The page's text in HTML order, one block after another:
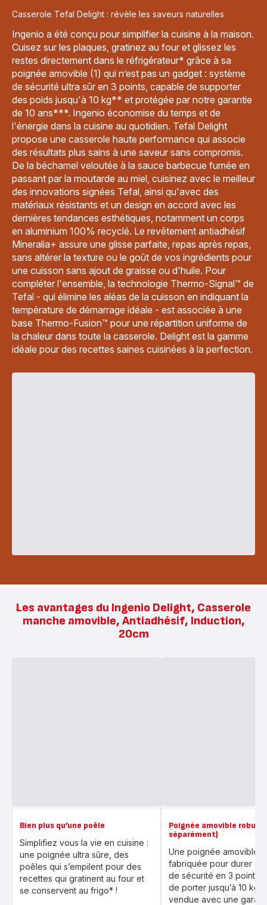
Casserole Tefal Delight : révèle les saveurs naturelles
Ingenio a été conçu pour simplifier la cuisine à la maison.
Cuisez sur les plaques, gratinez au four et glissez les
restes directement dans le réfrigérateur* grâce à sa
poignée amovible (1) qui n’est pas un gadget : système
de sécurité ultra sûr en 3 points, capable de supporter
des poids jusqu'à 10 kg** et protégée par notre garantie
de 10 ans***. Ingenio économise du temps et de
l'énergie dans la cuisine au quotidien. Tefal Delight
propose une casserole haute performance qui associe
des résultats plus sains à une saveur sans compromis.
De la béchamel veloutée à la sauce barbecue fumée en
passant par la moutarde au miel, cuisinez avec le meilleur
des innovations signées Tefal, ainsi qu'avec des
matériaux résistants et un design en accord avec les
dernières tendances esthétiques, notamment un corps
en aluminium 100% recyclé. Le revêtement antiadhésif
Mineralia+ assure une glisse parfaite, repas après repas,
sans altérer la texture ou le goût de vos ingrédients pour
une cuisson sans ajout de graisse ou d'huile. Pour
compléter l'ensemble, la technologie Thermo-Signal™ de
Tefal - qui élimine les aléas de la cuisson en indiquant la
température de démarrage idéale - est associée à une
base Thermo-Fusion™ pour une répartition uniforme de
la chaleur dans toute la casserole. Delight est la gamme
idéale pour des recettes saines cuisinées à la perfection.
Les avantages du Ingenio Delight, Casserole
manche amovible, Antiadhésif, Induction,
20cm
Bien plus qu’une poêle
Simplifiez vous la vie en cuisine :
une poignée ultra sûre, des
poêles qui s’empilent pour des
recettes qui gratinent au four et
se conservent au frigo* !
Poignée amovible
séparément)
Une poignée amovible
fabriquée pour durer :
de sécurité en 3 points,
de porter jusqu’à 10 kg,
vendue avec une